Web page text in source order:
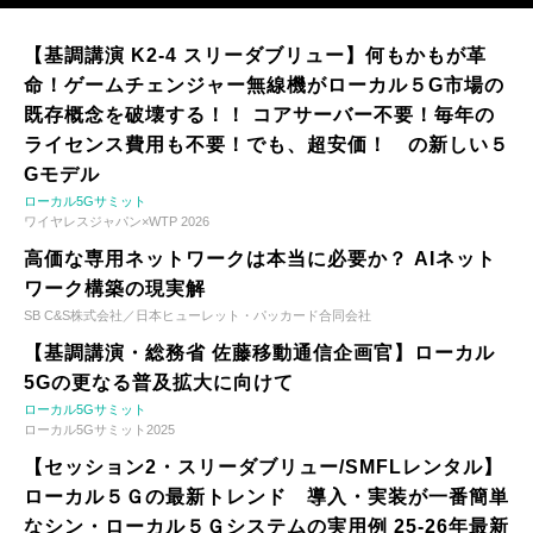
【基調講演 K2-4 スリーダブリュー】何もかもが革
命！ゲームチェンジャー無線機がローカル５G市場の
既存概念を破壊する！！ コアサーバー不要！毎年の
ライセンス費用も不要！でも、超安価！ の新しい５
Gモデル
ローカル5Gサミット
ワイヤレスジャパン×WTP 2026
高価な専用ネットワークは本当に必要か？ AIネット
ワーク構築の現実解
SB C&S株式会社／日本ヒューレット・パッカード合同会社
【基調講演・総務省 佐藤移動通信企画官】ローカル
5Gの更なる普及拡大に向けて
ローカル5Gサミット
ローカル5Gサミット2025
【セッション2・スリーダブリュー/SMFLレンタル】
ローカル５Ｇの最新トレンド 導入・実装が一番簡単
なシン・ローカル５Ｇシステムの実用例 25-26年最新